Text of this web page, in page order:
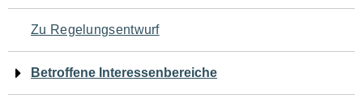
den
Seiteninhalt
Zu Regelungsentwurf
Betroffene Interessenbereiche